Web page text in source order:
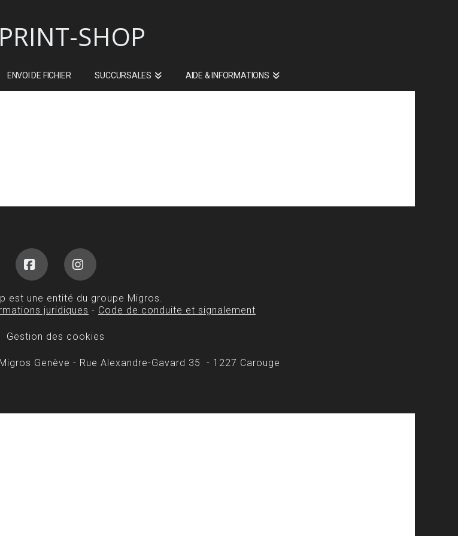
ENVOI DE FICHIER SUCCURSALES AIDE & INFORMATIONS
FacebookInstagram
est une entité du groupe Migros.
juridiques - Code de conduite et signalement
Gestion des cookies
Genève - Rue Alexandre-Gavard 35 - 1227 Carouge